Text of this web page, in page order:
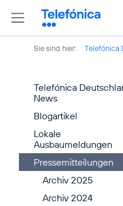
Sie sind hier: Telefónica
Telefónica
News
Blogartikel
Lokale
Ausbaumeldungen
Pressemitteilungen
Archiv 2025
Archiv 2024